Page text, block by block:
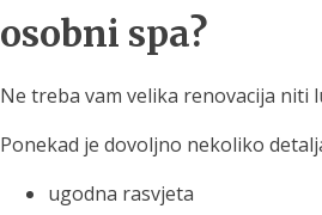
osobni spa?
Ne treba vam velika renovacija niti
Ponekad je dovoljno nekoliko
ugodna rasvjeta